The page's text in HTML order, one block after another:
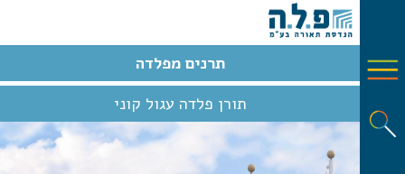
תרנים מפלדה
תורן פלדה עגול קוני